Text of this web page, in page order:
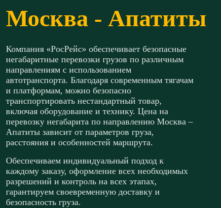
Москва - Апатиты
Компания «РосРейс» обеспечивает безопасные
негабаритные перевозки грузов по различным
направлениям с использованием
автотранспорта. Благодаря современным тягачам
и платформам, можно безопасно
транспортировать нестандартный товар,
включая оборудование и технику. Цена на
перевозку негабарита по направлению Москва –
Апатиты зависит от параметров груза,
расстояния и особенностей маршрута.
Обеспечиваем индивидуальный подход к
каждому заказу, оформление всех необходимых
разрешений и контроль на всех этапах,
гарантируем своевременную доставку и
безопасность груза.